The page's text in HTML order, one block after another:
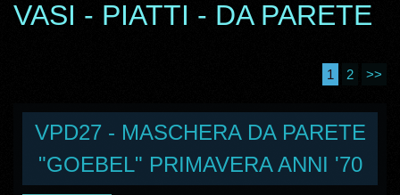
VASI - PIATTI - DA PARETE
1 2 >>
VPD27 - MASCHERA DA PARETE
"GOEBEL" PRIMAVERA ANNI '70